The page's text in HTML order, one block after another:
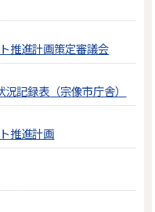
推進計画策定審議会
記録表（宗像市庁舎）
推進計画